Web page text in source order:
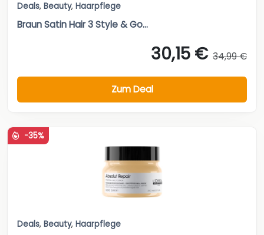
Deals, Beauty, Haarpflege
Braun Satin Hair 3 Style & Go...
30,15 € 34,99 €
Zum Deal
-35%
Deals, Beauty, Haarpflege